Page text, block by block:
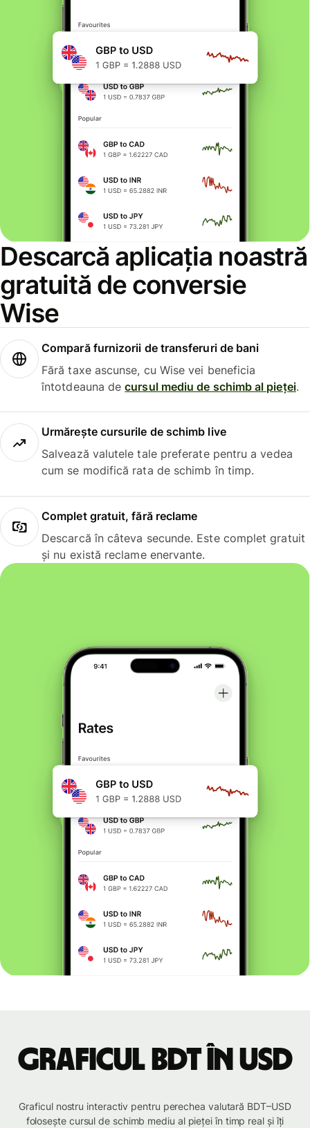
Descarcă aplicația noastră
gratuită de conversie
Wise
Compară furnizorii de transferuri de bani
Fără taxe ascunse, cu Wise vei beneficia
întotdeauna decursul mediu de schimb al pieței.
Urmărește cursurile de schimb live
Salvează valutele tale preferate pentru a vedea
cum se modifică rata de schimb în timp.
Complet gratuit, fără reclame
Descarcă în câteva secunde. Este complet gratuit
și nu există reclame enervante.
Graficul BDT în USD
Graficul nostru interactiv pentru perechea valutară BDT–USD
folosește cursul de schimb mediu al pieței în timp real și îți